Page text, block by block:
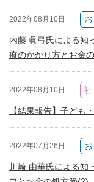
2022年08月10日
内藤 眞弓氏による知
療のかかり方とお金
2022年08月10日
【結果報告】子ども
2022年07月26日
川崎 由華氏による知